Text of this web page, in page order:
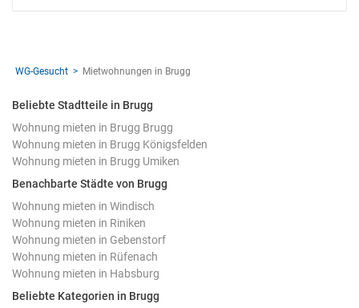
WG-Gesucht Mietwohnungen in Brugg
Beliebte Stadtteile in Brugg
Wohnung mieten in Brugg Brugg
Wohnung mieten in Brugg Königsfelden
Wohnung mieten in Brugg Umiken
Benachbarte Städte von Brugg
Wohnung mieten in Windisch
Wohnung mieten in Riniken
Wohnung mieten in Gebenstorf
Wohnung mieten in Rüfenach
Wohnung mieten in Habsburg
Beliebte Kategorien in Brugg